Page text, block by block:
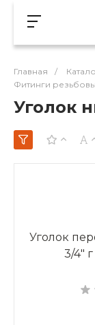
Главная /
Фитинги
Уголок
Уголок
3/4"